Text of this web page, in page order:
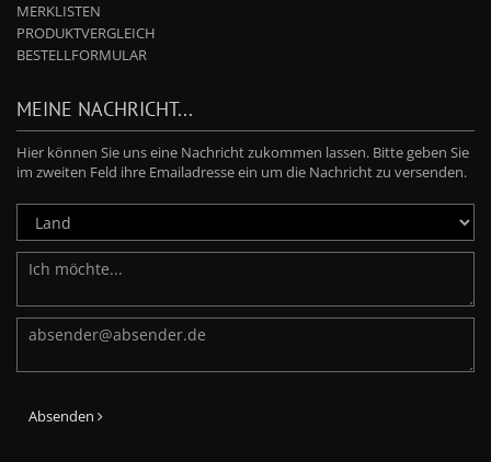
MERKLISTEN
PRODUKTVERGLEICH
BESTELLFORMULAR
MEINE NACHRICHT...
Hier können Sie uns eine Nachricht zukommen lassen. Bitte geben Sie
im zweiten Feld ihre Emailadresse ein um die Nachricht zu versenden.
Absenden